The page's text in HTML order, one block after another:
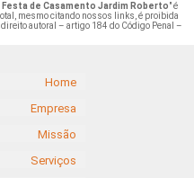
Festa de Casamento Jardim Roberto" é
mesmo citando nossos links, é proibida
autoral – artigo 184 do Código Penal –
Home
Empresa
Missão
Serviços